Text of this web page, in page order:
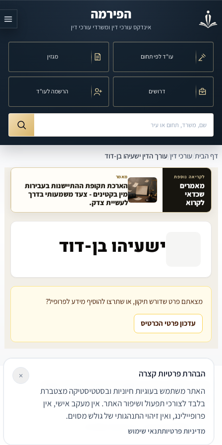
הפירמה
אינדקס עורכי דין ומשרדי עורכי דין
עו"ד לפי תחום מגזין
דרושים הרשמה לעו"ד
חיפוש לפי שם, משרד, תחום משפט או עיר
דף הבית/עורכי דין/עורך הדין ישעיהו בן-דוד
מאמרים קשורים באתר
לקריאה נוספת
מאמרים
שכדאי
לקרוא
מאמר
הארכת תקופת ההתיישנות בעבירות
מין בקטינים - צעד משמעותי בדרך
לעשיית צדק.
ישעיהו בן-דוד
מצאתם פרט שדורש תיקון, או שתרצו להוסיף מידע לפרופיל?
עדכון פרטי הכרטיס
שירותים משפטיים
דרושים צור קשר נגישותפרטיות
תנאי שימוש
© 2026 הפירמה. כל הזכויות שמורות.
הבהרת פרטיות קצרה
האתר משתמש בעוגיות חיוניות ובסטטיסטיקה מצטברת
בלבד לצורכי תפעול ושיפור האתר. אין מעקב אישי, אין
פרופיילינג, ואין זיהוי התנהגותי של גולש מסוים.
מדיניות פרטיותתנאי שימוש
×